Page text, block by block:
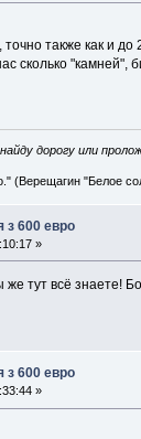
также как и до
сколько
дорогу или
(Верещагин "Белое
з 600 евро
»
тут всё знаете!
з 600 евро
»